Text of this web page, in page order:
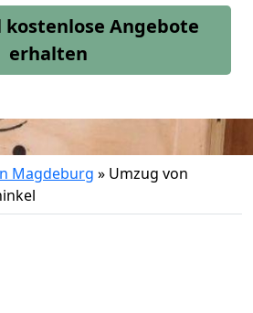
Angebote
erhalten
Magdeburg » Umzug von